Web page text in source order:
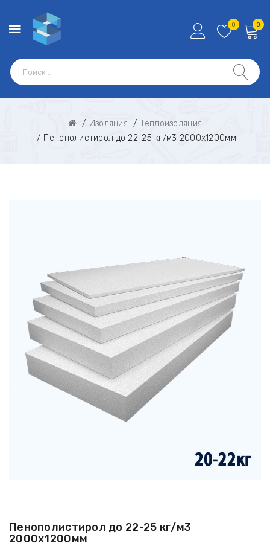
0 0
Изоляция
Теплоизоляция
Пенополистирол до 22-25 кг/м3 2000x1200мм
Пенополистирол до 22-25 кг/м3
2000x1200мм